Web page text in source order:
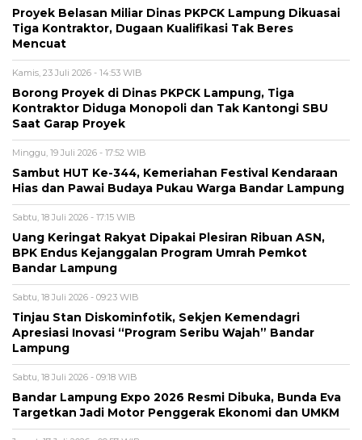
Proyek Belasan Miliar Dinas PKPCK Lampung Dikuasai
Tiga Kontraktor, Dugaan Kualifikasi Tak Beres
Mencuat
Kamis, 23 Juli 2026 - 14:53 WIB
Borong Proyek di Dinas PKPCK Lampung, Tiga
Kontraktor Diduga Monopoli dan Tak Kantongi SBU
Saat Garap Proyek
Minggu, 19 Juli 2026 - 17:52 WIB
Sambut HUT Ke-344, Kemeriahan Festival Kendaraan
Hias dan Pawai Budaya Pukau Warga Bandar Lampung
Sabtu, 18 Juli 2026 - 17:15 WIB
Uang Keringat Rakyat Dipakai Plesiran Ribuan ASN,
BPK Endus Kejanggalan Program Umrah Pemkot
Bandar Lampung
Sabtu, 18 Juli 2026 - 09:23 WIB
Tinjau Stan Diskominfotik, Sekjen Kemendagri
Apresiasi Inovasi “Program Seribu Wajah” Bandar
Lampung
Sabtu, 18 Juli 2026 - 09:18 WIB
Bandar Lampung Expo 2026 Resmi Dibuka, Bunda Eva
Targetkan Jadi Motor Penggerak Ekonomi dan UMKM